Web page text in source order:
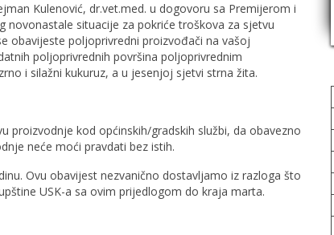
Kulenović, dr.vet.med. u dogovoru sa Premijerom i
novonastale situacije za pokriće troškova za sjetvu
obavijeste poljoprivredni proizvođači na vašoj
poljoprivrednih površina poljoprivrednim
i silažni kukuruz, a u jesenjoj sjetvi strna žita.
proizvodnje kod općinskih/gradskih službi, da obavezno
neće moći pravdati bez istih.
Ovu obavijest nezvanično dostavljamo iz razloga što
USK-a sa ovim prijedlogom do kraja marta.